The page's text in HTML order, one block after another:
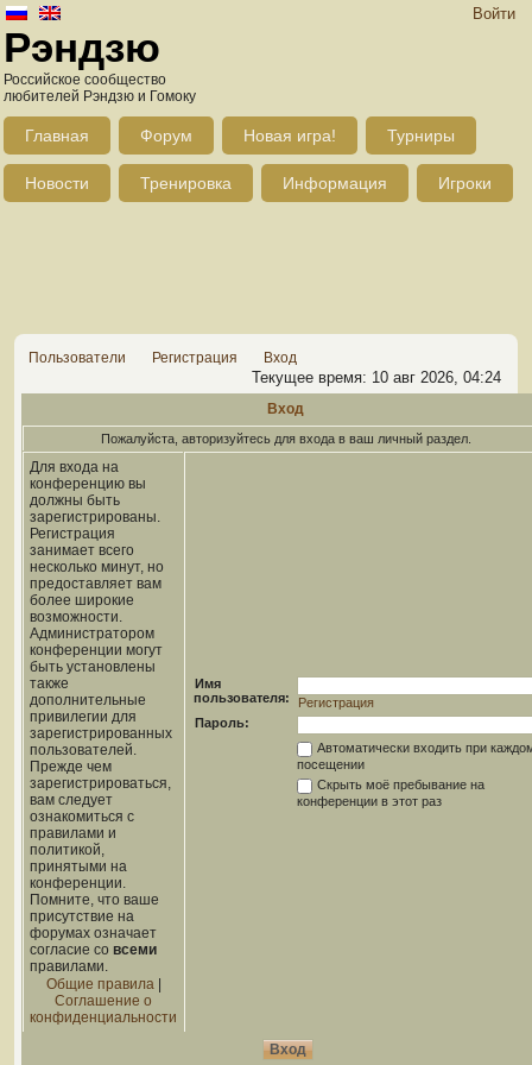
Войти
Рэндзю
Российское сообщество
любителей Рэндзю и Гомоку
Главная Форум Новая игра! Турниры
Новости Тренировка Информация Игроки
Пользователи Регистрация Вход
Текущее время: 10 авг 2026, 04:24
Вход
Пожалуйста, авторизуйтесь для входа в ваш личный раздел.
Для входа на
конференцию вы
должны быть
зарегистрированы.
Регистрация
занимает всего
несколько минут, но
предоставляет вам
более широкие
возможности.
Администратором
конференции могут
быть установлены
также
дополнительные
привилегии для
зарегистрированных
пользователей.
Прежде чем
зарегистрироваться,
вам следует
ознакомиться с
правилами и
политикой,
принятыми на
конференции.
Помните, что ваше
присутствие на
форумах означает
согласие со всеми
правилами.
Общие правила|
Соглашение о
конфиденциальности
Имя
пользователя:
Регистрация
Пароль:
Автоматически входить при
посещении
Скрыть моё пребывание на
конференции в этот раз